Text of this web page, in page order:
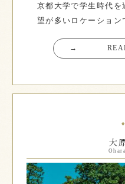
京都大学で学生時代
望が多いロケーション
→
大